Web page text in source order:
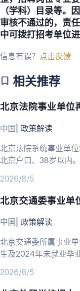
（学科）目录等。
审核不通过的，责
中可拨打招考单位
信息有误？ 点击反馈
相关推荐
北京法院事业单位
中国 政策解读
北京法院系统事业单
北京户口、38岁以内
2026/8/5
北京交通委事业单
中国 政策解读
北京交通委所属事业
生及2024年未就业毕
2026/8/5